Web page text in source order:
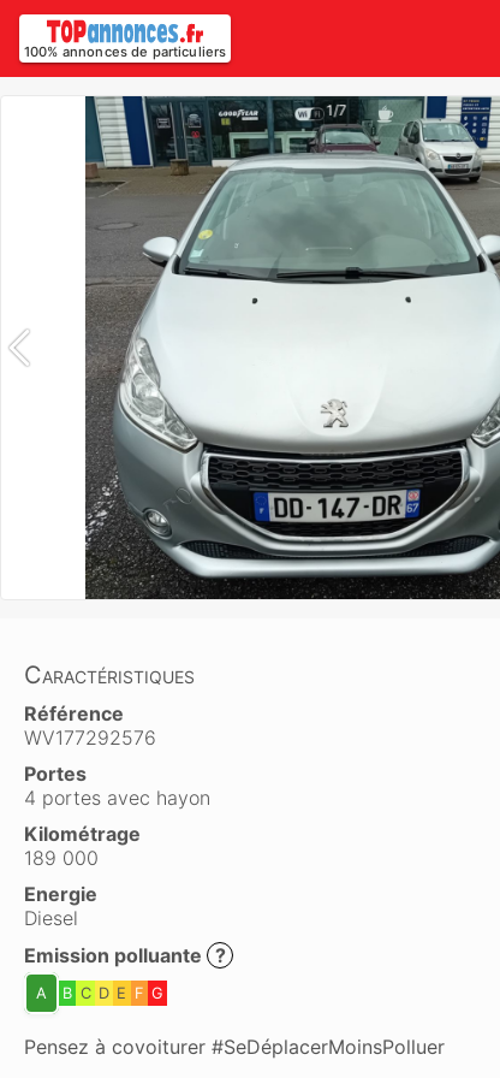
100% annonces de particuliers
1/7
Caractéristiques
Référence
WV177292576
Portes
4 portes avec hayon
Kilométrage
189 000
Energie
Diesel
Emission polluante ?
A B C D E F G
Pensez à covoiturer #SeDéplacerMoinsPolluer